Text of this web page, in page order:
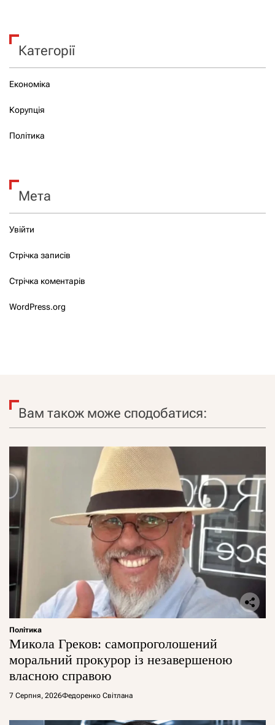
Категорії
Економіка
Корупція
Політика
Мета
Увійти
Стрічка записів
Стрічка коментарів
WordPress.org
Вам також може сподобатися:
Політика
Микола Греков: самопроголошений
моральний прокурор із незавершеною
власною справою
7 Серпня, 2026Федоренко Світлана